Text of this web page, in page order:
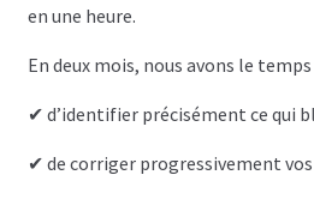
en une heure.
En deux mois, nous avons le temps
✔ d’identifier précisément ce qui
✔ de corriger progressivement